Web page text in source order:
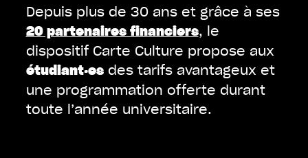
Depuis plus de 30 ans et grâce à ses
20 partenaires financiers, le
dispositif Carte Culture propose aux
étudiant·esdes tarifs avantageux et
une programmation offerte durant
toute l’année universitaire.